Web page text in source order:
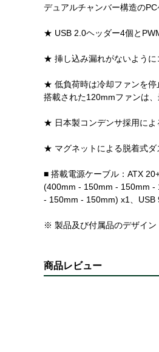
デュアルチャンバー構造の
★ USB 2.0ヘッダー4個と
★ 挿し込み漏れがないように
★ 低負荷時は冷却ファンを停
搭載された120mmファンは
★ 日本製コンデンサ採用によ
★ マグネットによる脱着式ダ
■ 搭載電源ケーブル：ATX
(400mm - 150mm - 150mm -
- 150mm - 150mm) x1、USB
※ 製品及び付属品のデザイン
商品レビュー